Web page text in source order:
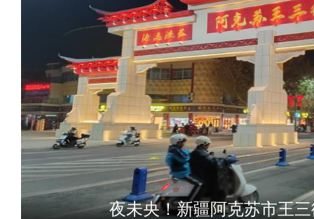
侨乡故事 | 荣成：我很荣幸
初冬新疆阿克苏市多浪